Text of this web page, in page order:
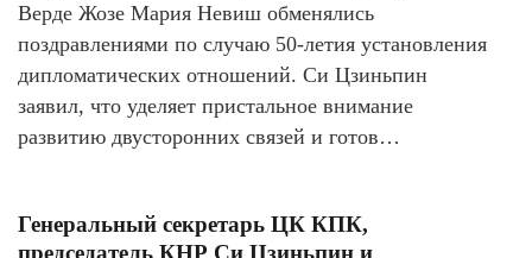
Верде Жозе Мария Невиш обменялись
поздравлениями по случаю 50-летия установления
дипломатических отношений. Си Цзиньпин
заявил, что уделяет пристальное внимание
развитию двусторонних связей и готов…
Генеральный секретарь ЦК КПК,
председатель КНР Си Цзиньпин и